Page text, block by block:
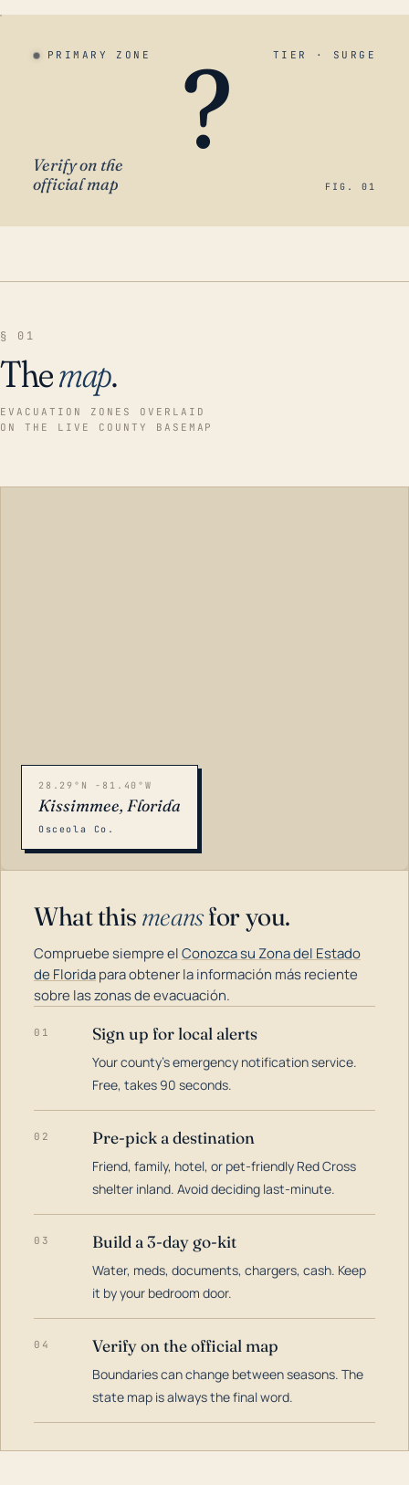
PRIMARY ZONE TIER · SURGE
?
Verify on the
official map
FIG. 01
§ 01
Themap.
EVACUATION ZONES OVERLAID
ON THE LIVE COUNTY BASEMAP
28.29°N -81.40°W
Kissimmee, Florida
Osceola Co.
What this meansfor you.
Compruebe siempre elConozca su Zona del Estado
de Floridapara obtener la información más reciente
sobre las zonas de evacuación.
01 Sign up for local alerts
Your county's emergency notification service.
Free, takes 90 seconds.
02 Pre-pick a destination
Friend, family, hotel, or pet-friendly Red Cross
shelter inland. Avoid deciding last-minute.
03 Build a 3-day go-kit
Water, meds, documents, chargers, cash. Keep
it by your bedroom door.
04 Verify on the official map
Boundaries can change between seasons. The
state map is always the final word.